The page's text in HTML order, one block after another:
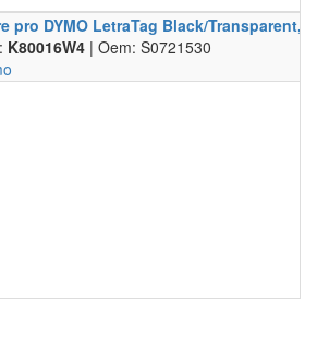
štítky
Čisticí
pro DYMO LetraTag Black/​
K80016W4 | Oem: S0721530